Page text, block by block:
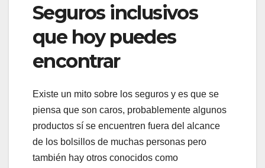
Seguros inclusivos
que hoy puedes
encontrar
Existe un mito sobre los seguros y es que se
piensa que son caros, probablemente algunos
productos sí se encuentren fuera del alcance
de los bolsillos de muchas personas pero
también hay otros conocidos como